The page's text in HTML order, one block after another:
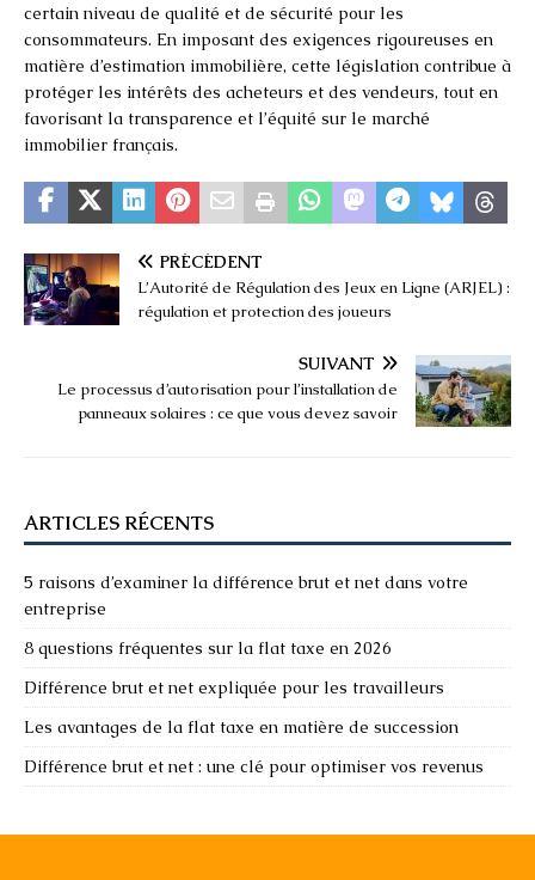
certain niveau de qualité et de sécurité pour les
consommateurs. En imposant des exigences rigoureuses en
matière d’estimation immobilière, cette législation contribue à
protéger les intérêts des acheteurs et des vendeurs, tout en
favorisant la transparence et l’équité sur le marché
immobilier français.
PRÉCÉDENT
L’Autorité de Régulation des Jeux en Ligne (ARJEL) :
régulation et protection des joueurs
SUIVANT
Le processus d’autorisation pour l’installation de
panneaux solaires : ce que vous devez savoir
ARTICLES RÉCENTS
5 raisons d’examiner la différence brut et net dans votre
entreprise
8 questions fréquentes sur la flat taxe en 2026
Différence brut et net expliquée pour les travailleurs
Les avantages de la flat taxe en matière de succession
Différence brut et net : une clé pour optimiser vos revenus